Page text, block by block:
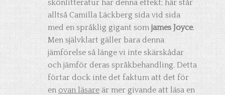
skönlitteratur har denna effekt; här står
alltså Camilla Läckberg sida vid sida
med en språklig gigant som james Joyce.
Men självklart gäller bara denna
jämförelse så länge vi inte skärskådar
och jämför deras språkbehandling. Detta
förtar dock inte det faktum att det för
en ovan läsare är mer givande att läsa en